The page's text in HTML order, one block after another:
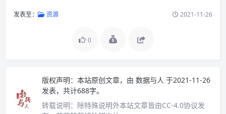
发表至： 资源 2021-11-26
0
版权声明： 本站原创文章，由 数据与人 于2021-11-26
发表，共计688字。
转载说明： 除特殊说明外本站文章皆由CC-4.0协议发